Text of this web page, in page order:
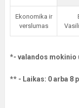
Ekonomika ir
verslumas
*- valandos mokinio
** - Laikas: 0 arba 8